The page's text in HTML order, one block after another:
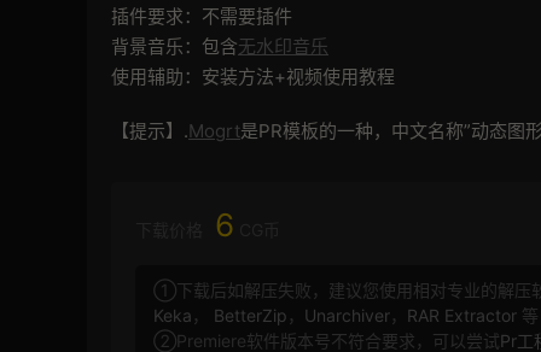
插件要求：不需要插件
背景音乐：包含无水印音乐
使用辅助：安装方法+视频使用教程
【提示】.Mogrt是PR模板的一种，中文名称”动态图
6
①下载后如解压失败，建议您使用相对专业的解压
Keka ， BetterZip ， Unarchiver， RAR Extractor
②Premiere软件版本号不符合要求，可以尝试Pr工